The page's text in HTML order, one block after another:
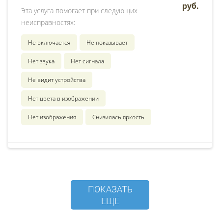
Эта услуга помогает при следующих
неисправностях:
Не включается Не показывает
Нет звука Нет сигнала
Не видит устройства
Нет цвета в изображении
Нет изображения Снизилась яркость
руб.
ПОКАЗАТЬ
ЕЩЕ